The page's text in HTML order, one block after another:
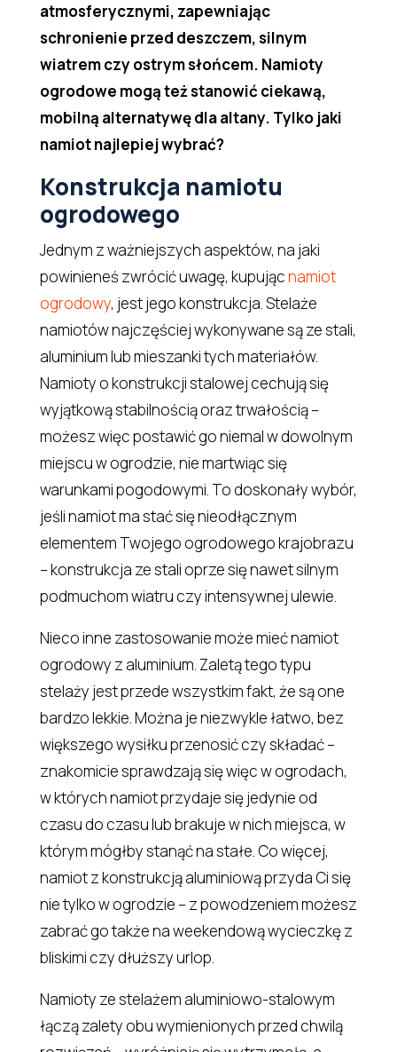
atmosferycznymi, zapewniając
schronienie przed deszczem, silnym
wiatrem czy ostrym słońcem. Namioty
ogrodowe mogą też stanowić ciekawą,
mobilną alternatywę dla altany. Tylko jaki
namiot najlepiej wybrać?
Konstrukcja namiotu
ogrodowego
Jednym z ważniejszych aspektów, na jaki
powinieneś zwrócić uwagę, kupującnamiot
ogrodowy, jest jego konstrukcja. Stelaże
namiotów najczęściej wykonywane są ze stali,
aluminium lub mieszanki tych materiałów.
Namioty o konstrukcji stalowej cechują się
wyjątkową stabilnością oraz trwałością –
możesz więc postawić go niemal w dowolnym
miejscu w ogrodzie, nie martwiąc się
warunkami pogodowymi. To doskonały wybór,
jeśli namiot ma stać się nieodłącznym
elementem Twojego ogrodowego krajobrazu
– konstrukcja ze stali oprze się nawet silnym
podmuchom wiatru czy intensywnej ulewie.
Nieco inne zastosowanie może mieć namiot
ogrodowy z aluminium. Zaletą tego typu
stelaży jest przede wszystkim fakt, że są one
bardzo lekkie. Można je niezwykle łatwo, bez
większego wysiłku przenosić czy składać –
znakomicie sprawdzają się więc w ogrodach,
w których namiot przydaje się jedynie od
czasu do czasu lub brakuje w nich miejsca, w
którym mógłby stanąć na stałe. Co więcej,
namiot z konstrukcją aluminiową przyda Ci się
nie tylko w ogrodzie – z powodzeniem możesz
zabrać go także na weekendową wycieczkę z
bliskimi czy dłuższy urlop.
Namioty ze stelażem aluminiowo-stalowym
łączą zalety obu wymienionych przed chwilą